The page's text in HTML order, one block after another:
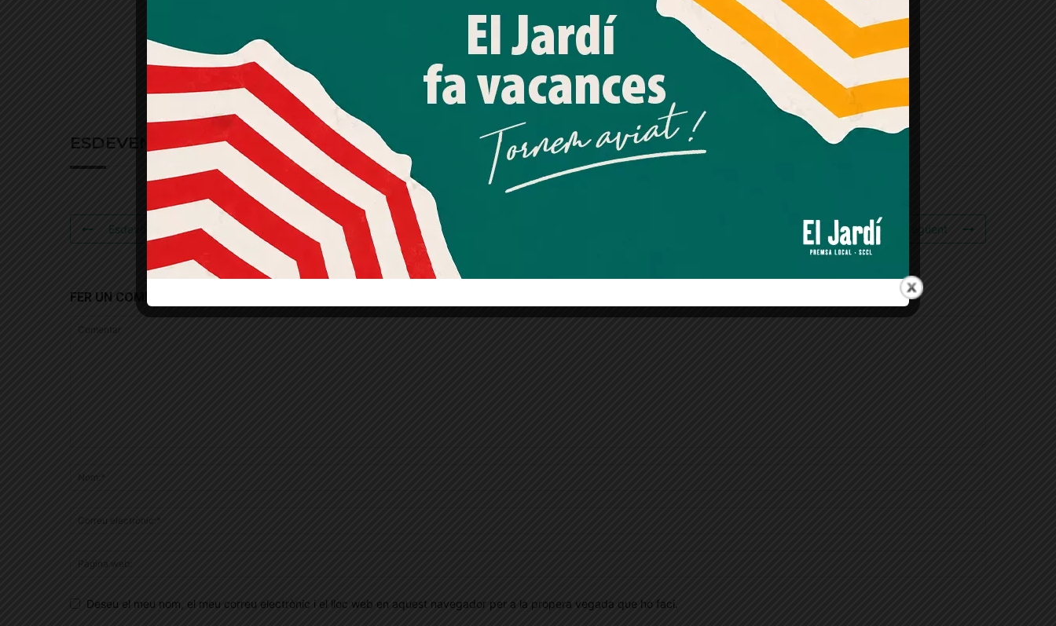
ESDEVENIMENTS RELACIONATS
Esdeveniment Anterior Esdeveniment Següent
FER UN COMENTARI
Deseu el meu nom, el meu correu electrònic i el lloc web en aquest navegador per a la propera vegada que ho faci.
processament de dades basat en interessos legítims en
qualsevol moment fent clic a "Ajustos de cookies" o a la
nostra Política de privacitat en aquest lloc web. Si cliques
"acceptar" dones el teu consentiment
Més informació Acceptar Rebutjar tot
Quan l’usuari crea un compte al Diari el Jardí, dona el seu
consentiment explícit per rebre comunicacions
informatives relacionades amb el servei. Aquest
consentiment pot ser revocat en qualsevol moment
mitjançant l’enllaç de baixa present a tots els correus.